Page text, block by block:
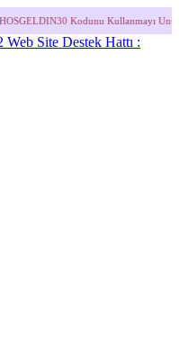
Kullanmayı Unutma! (Parfüm ve
Web Site Destek Hattı :